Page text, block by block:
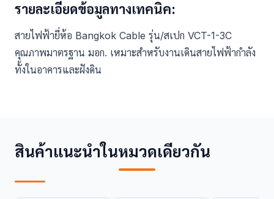
รายละเอียดข้อมูลทางเทคนิค:
สายไฟฟ้ายี่ห้อ Bangkok Cable รุ่น/สเปก VCT-1-3C
คุณภาพมาตรฐาน มอก. เหมาะสำหรับงานเดินสายไฟฟ้ากำลัง
ทั้งในอาคารและฝังดิน
สินค้าแนะนำในหมวดเดียวกัน